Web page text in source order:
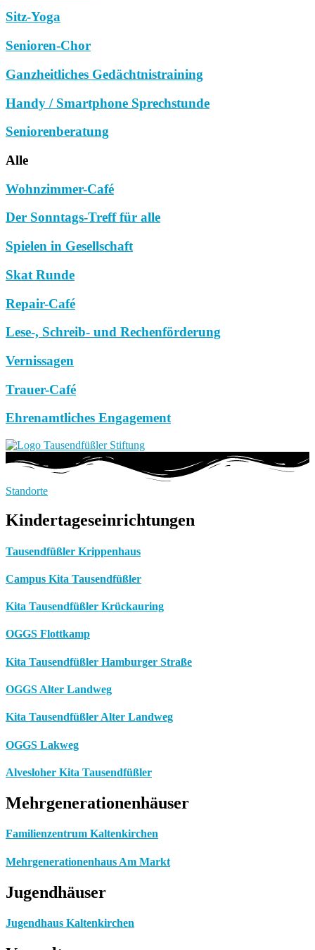
Sitz-Yoga
Senioren-Chor
Ganzheitliches Gedächtnistraining
Handy / Smartphone Sprechstunde
Seniorenberatung
Alle
Wohnzimmer-Café
Der Sonntags-Treff für alle
Spielen in Gesellschaft
Skat Runde
Repair-Café
Lese-, Schreib- und Rechenförderung
Vernissagen
Trauer-Café
Ehrenamtliches Engagement
Standorte
Kindertageseinrichtungen
Tausendfüßler Krippenhaus
Campus Kita Tausendfüßler
Kita Tausendfüßler Krückauring
OGGS Flottkamp
Kita Tausendfüßler Hamburger Straße
OGGS Alter Landweg
Kita Tausendfüßler Alter Landweg
OGGS Lakweg
Alvesloher Kita Tausendfüßler
Mehrgenerationenhäuser
Familienzentrum Kaltenkirchen
Mehrgenerationenhaus Am Markt
Jugendhäuser
Jugendhaus Kaltenkirchen